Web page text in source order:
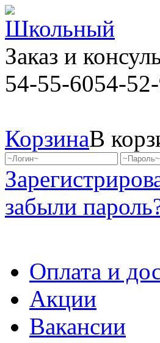
Заказ и
54-55-6054-
КорзинаВ
забыли
Оплата и
Акции
Вакансии